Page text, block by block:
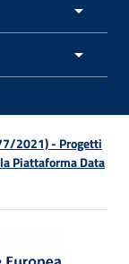
2021) - Progetti
Piattaforma Data